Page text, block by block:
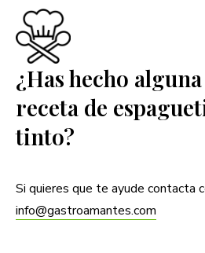
¿Has hecho
receta de
tinto?
Si quieres que te ayude contacta
info@gastroamantes.com